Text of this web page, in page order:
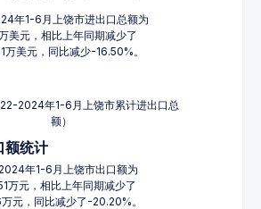
年1-6月上饶市进出口总额为
美元，相比上年同期减少了
美元，同比减少-16.50%。
2024年1-6月上饶市累计进出口总
额）
额统计
年1-6月上饶市出口额为
万元，相比上年同期减少了
元，同比减少了-20.20%。